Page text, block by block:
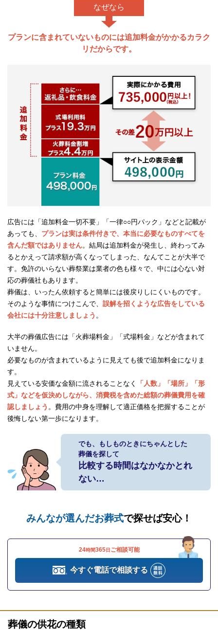
なぜなら
プランに含まれていないものには追加料金がかかるカラク
リだからです。
広告には「追加料金一切不要」「一律○○円パック」などと記載が
あっても、 プランは実は条件付きで、本当に必要なものすべてを
含んだ額ではありません。結局は追加料金が発生し、終わってみ
るとかえって請求額が高くなってしまった、なんてことが大半で
す。免許のいらない葬祭業は業者の色も様々で、中には心ない対
応の葬儀社もあります。
葬儀は、いったん依頼すると簡単には後戻りしにくいものです。
そのような事情につけこんで、 誤解を招くような広告をしている
会社には十分注意しましょう 。
大半の葬儀広告には「火葬場料金」「式場料金」などが含まれて
いません。
必要なものが含まれているように見えても後で追加料金になりま
す。
見えている安価な金額に流されることなく
「人数」「場所」「形
式」などを仮決めしながら、消費税を含めた総額の葬儀費用を確
認しましょう 。費用の中身を理解して適正価格を把握することが
後悔しない第一歩になります。
でも、もしものときにちゃんとした
葬儀を探して
比較する時間はなかなかとれ
ない…
みんなが選んだお葬式で探せば安心！
24時間365日 ご相談可能
今すぐ電話で相談する
葬儀の供花の種類